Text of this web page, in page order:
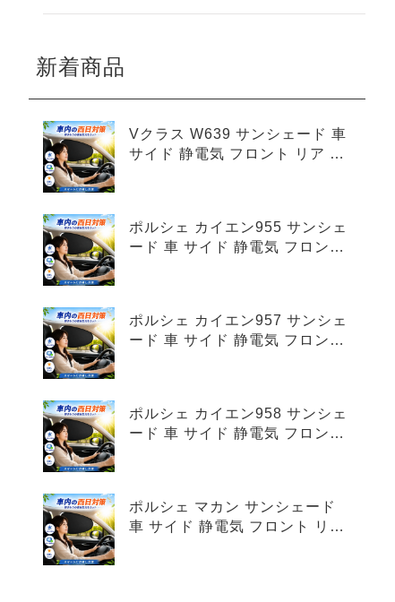
新着商品
Vクラス W639 サンシェード 車
サイド 静電気 フロント リア 4
ポルシェ カイエン955 サンシェ
ード 車 サイド 静電気 フロント
ポルシェ カイエン957 サンシェ
ード 車 サイド 静電気 フロント
ポルシェ カイエン958 サンシェ
ード 車 サイド 静電気 フロント
ポルシェ マカン サンシェード
車 サイド 静電気 フロント リア